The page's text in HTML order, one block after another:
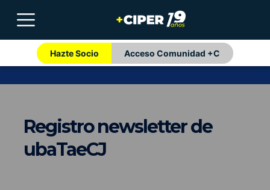
Hazte Socio Acceso Comunidad +C
Registro newsletter de
ubaTaeCJ